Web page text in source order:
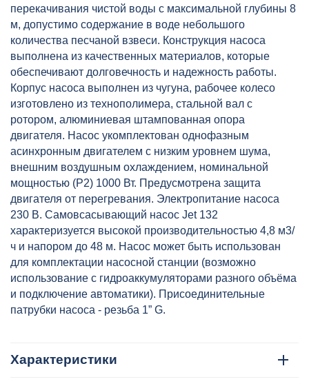
перекачивания чистой воды с максимальной глубины 8
м, допустимо содержание в воде небольшого
количества песчаной взвеси. Конструкция насоса
выполнена из качественных материалов, которые
обеспечивают долговечность и надежность работы.
Корпус насоса выполнен из чугуна, рабочее колесо
изготовлено из технополимера, стальной вал с
ротором, алюминиевая штампованная опора
двигателя. Насос укомплектован однофазным
асинхронным двигателем с низким уровнем шума,
внешним воздушным охлаждением, номинальной
мощностью (P2) 1000 Вт. Предусмотрена защита
двигателя от перегревания. Электропитание насоса
230 В. Самовсасывающий насос Jet 132
характеризуется высокой производительностью 4,8 м3/
ч и напором до 48 м. Насос может быть использован
для комплектации насосной станции (возможно
использование с гидроаккумуляторами разного объёма
и подключение автоматики). Присоединительные
патрубки насоса - резьба 1” G.
Характеристики